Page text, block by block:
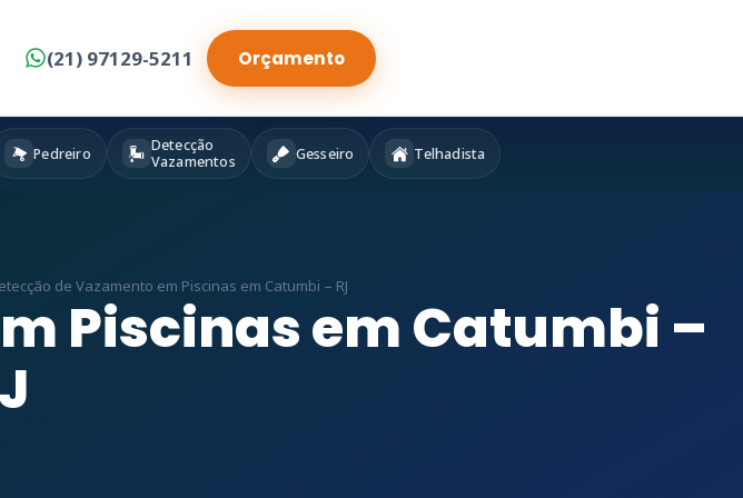
(21) 97129-5211 Orçamento
Pedreiro
Detecção
Vazamentos
Gesseiro Telhadista
de Vazamento em Piscinas em Catumbi – RJ
Piscinas em Catumbi –